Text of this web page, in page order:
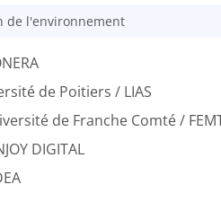
de l'environnement
de Poitiers / LIAS
de Franche Comté /
DIGITAL